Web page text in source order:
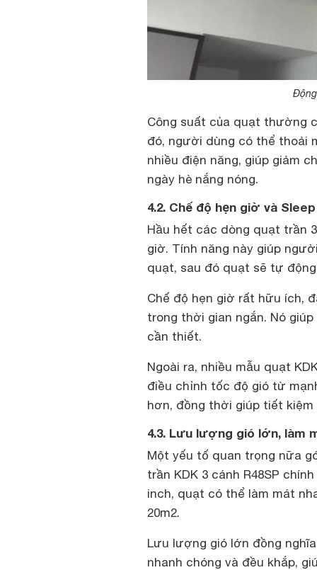
Công suất của quạt thường
đó, người dùng có thể thoải
nhiều điện năng, giúp giảm
ngày hè nắng nóng.
4.2. Chế độ hẹn giờ và
Hầu hết các dòng quạt trần
giờ. Tính năng này giúp
quạt, sau đó quạt sẽ tự
Chế độ hẹn giờ rất hữu ích,
trong thời gian ngắn. Nó
cần thiết.
Ngoài ra, nhiều mẫu quạt
điều chỉnh tốc độ gió từ
hơn, đồng thời giúp tiết kiệm
4.3. Lưu lượng gió lớn, làm
Một yếu tố quan trọng nữa
trần KDK 3 cánh R48SP
inch, quạt có thể làm mát
20m2.
Lưu lượng gió lớn đồng
nhanh chóng và đều khắp,